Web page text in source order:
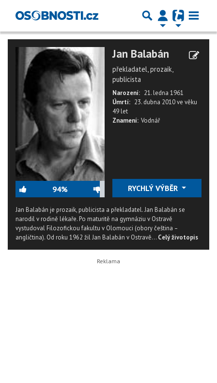
94%
Jan Balabán
překladatel, prozaik,
publicista
Narození: 21. ledna 1961
Úmrtí: 23. dubna 2010ve věku
49 let
Znamení: Vodnář
RYCHLÝ VÝBĚR
Jan Balabán je prozaik, publicista a překladatel. Jan Balabán se
narodil v rodině lékaře. Po maturitě na gymnáziu v Ostravě
vystudoval Filozofickou fakultu v Olomouci (obory čeština –
angličtina). Od roku 1962 žil Jan Balabán v Ostravě... Celý životopis